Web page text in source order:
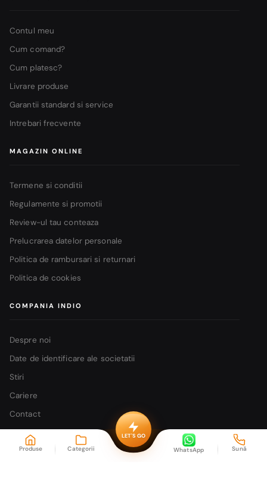
Contul meu
Cum comand?
Cum platesc?
Livrare produse
Garantii standard si service
Intrebari frecvente
MAGAZIN ONLINE
Termene si conditii
Regulamente si promotii
Review-ul tau conteaza
Prelucrarea datelor personale
Politica de rambursari si returnari
Politica de cookies
COMPANIA INDIO
Despre noi
Date de identificare ale societatii
Stiri
Cariere
Contact
LET'S GO
Produse Categorii WhatsApp Sună